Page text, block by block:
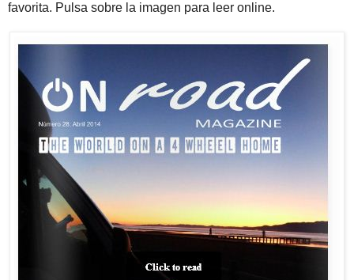
favorita. Pulsa sobre la imagen para leer online.